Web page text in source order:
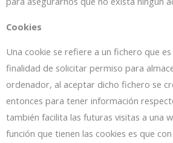
Cookies
Una cookie se refiere a un fichero que
finalidad de solicitar permiso para
ordenador, al aceptar dicho fichero se
entonces para tener información
también facilita las futuras visitas a una
función que tienen las cookies es que